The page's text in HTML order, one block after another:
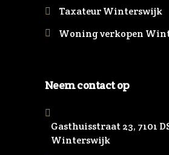
Taxateur Winterswijk
Woning verkopen
Neem contact op
Gasthuisstraat 23, 7101
Winterswijk